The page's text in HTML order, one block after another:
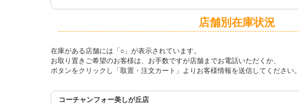
店舗別在庫状況
在庫がある店舗には「○」が表示されています。
お取り置きご希望のお客様は、お手数ですが店舗までお電話いただくか、
ボタンをクリックし「取置・注文カート」よりお客様情報を送信してください。
コーチャンフォー美しが丘店